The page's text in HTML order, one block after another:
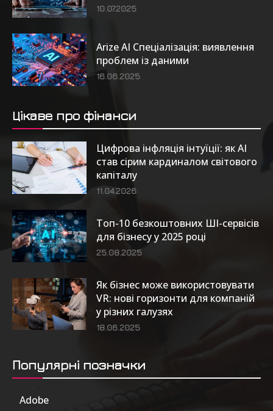
10.07.2025
Arize AI Спеціалізація: виявлення
проблем із даними
16.06.2025
Цікаве про фінанси
Цифрова інфляція інтуїції: як AI
став сірим кардиналом світового
капіталу
11.04.2026
Топ-10 безкоштовних ШІ-сервісів
для бізнесу у 2025 році
25.08.2025
Як бізнес може використовувати
VR: нові горизонти для компаній
у різних галузях
18.06.2025
Популярні позначки
Adobe